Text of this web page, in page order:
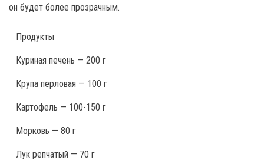
он будет более прозрачным.
Продукты
Куриная печень — 200 г
Крупа перловая — 100 г
Картофель — 100-150 г
Морковь — 80 г
Лук репчатый — 70 г